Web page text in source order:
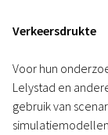
Verkeersdrukte
Voor hun
Lelystad en
gebruik van